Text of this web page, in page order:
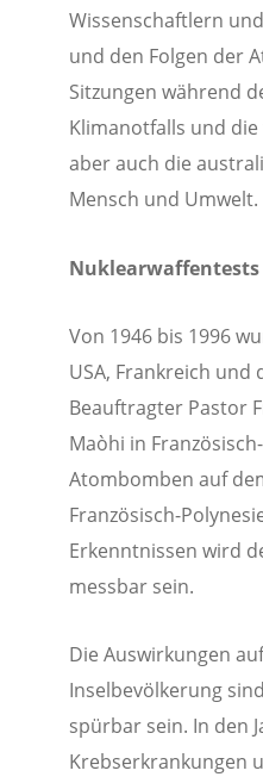
Wissenschaftlern
und den Folgen der
Sitzungen während
Klimanotfalls und
aber auch die
Mensch und Umwelt.
Von 1946 bis 1996
USA, Frankreich und
Beauftragter Pastor
Maòhi in
Atombomben auf
Französisch-
Erkenntnissen wird
messbar sein.
Die Auswirkungen
Inselbevölkerung
spürbar sein. In den
Krebserkrankungen